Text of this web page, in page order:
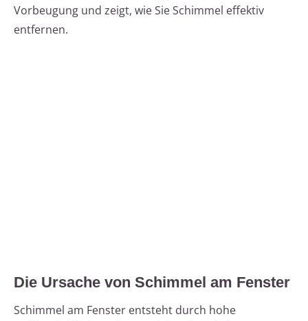
Vorbeugung und zeigt, wie Sie Schimmel effektiv
entfernen.
Die Ursache von Schimmel am Fenster
Schimmel am Fenster entsteht durch hohe